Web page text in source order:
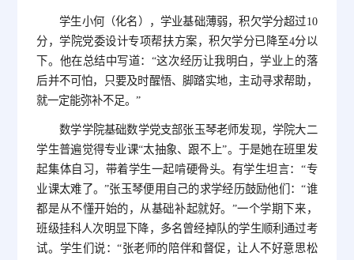
学生小何（化名），学业基础薄弱，积欠学分超过10
分，学院党委设计专项帮扶方案，积欠学分已降至4分以
下。他在总结中写道：“这次经历让我明白，学业上的落
后并不可怕，只要及时醒悟、脚踏实地，主动寻求帮助，
就一定能弥补不足。”
数学学院基础数学党支部张玉琴老师发现，学院大二
学生普遍觉得专业课“太抽象、跟不上”。于是她在班里发
起集体自习，带着学生一起啃硬骨头。有学生坦言：“专
业课太难了。”张玉琴便用自己的求学经历鼓励他们：“谁
都是从不懂开始的，从基础补起就好。”一个学期下来，
班级挂科人次明显下降，多名曾经掉队的学生顺利通过考
试。学生们说：“张老师的陪伴和督促，让人不好意思松